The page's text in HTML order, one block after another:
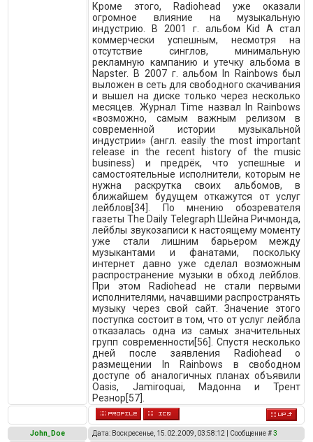
Кроме этого, Radiohead уже оказали
огромное влияние на музыкальную
индустрию. В 2001 г. альбом Kid A стал
коммерчески успешным, несмотря на
отсутствие синглов, минимальную
рекламную кампанию и утечку альбома в
Napster. В 2007 г. альбом In Rainbows был
выложен в сеть для свободного скачивания
и вышел на диске только через несколько
месяцев. Журнал Time назвал In Rainbows
«возможно, самым важным релизом в
современной истории музыкальной
индустрии» (англ. easily the most important
release in the recent history of the music
business) и предрёк, что успешные и
самостоятельные исполнители, которым не
нужна раскрутка своих альбомов, в
ближайшем будущем откажутся от услуг
лейблов[34]. По мнению обозревателя
газеты The Daily Telegraph Шейна Ричмонда,
лейблы звукозаписи к настоящему моменту
уже стали лишним барьером между
музыкантами и фанатами, поскольку
интернет давно уже сделал возможным
распространение музыки в обход лейблов.
При этом Radiohead не стали первыми
исполнителями, начавшими распространять
музыку через свой сайт. Значение этого
поступка состоит в том, что от услуг лейбла
отказалась одна из самых значительных
групп современности[56]. Спустя несколько
дней после заявления Radiohead о
размещении In Rainbows в свободном
доступе об аналогичных планах объявили
Oasis, Jamiroquai, Мадонна и Трент
Резнор[57].
John_Doe Дата: Воскресенье, 15.02.2009, 03:58:12 | Сообщение #3